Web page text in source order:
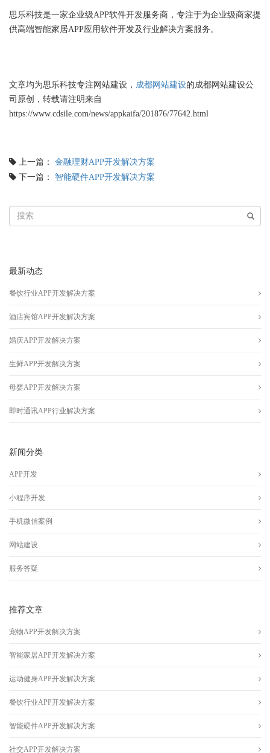
思乐科技是一家企业级APP软件开发服务商，专注于为企业级商家提
供高端智能家居APP应用软件开发及行业解决方案服务。
文章均为思乐科技专注网站建设， 成都网站建设的成都网站建设公
司原创，转载请注明来自
https://www.cdsile.com/news/appkaifa/201876/77642.html
上一篇： 金融理财APP开发解决方案
下一篇： 智能硬件APP开发解决方案
最新动态
餐饮行业APP开发解决方案
酒店宾馆APP开发解决方案
婚庆APP开发解决方案
生鲜APP开发解决方案
母婴APP开发解决方案
即时通讯APP行业解决方案
新闻分类
APP开发
小程序开发
手机微信案例
网站建设
服务答疑
推荐文章
宠物APP开发解决方案
智能家居APP开发解决方案
运动健身APP开发解决方案
餐饮行业APP开发解决方案
智能硬件APP开发解决方案
社交APP开发解决方案